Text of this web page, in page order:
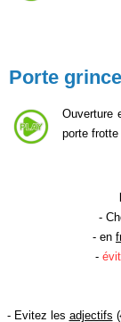
Porte
Ouverture
porte
-
- en
-
- Evitez les adjectifs (